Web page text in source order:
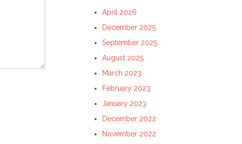
April 2026
December 2025
September 2025
August 2025
March 2023
February 2023
January 2023
December 2022
November 2022